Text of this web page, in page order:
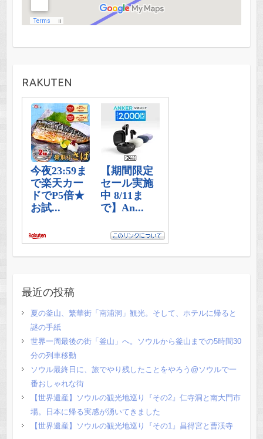
RAKUTEN
最近の投稿
夏の釜山、繁華街「南浦洞」観光。そして、ホテルに帰ると
謎の手紙
世界一周最後の街「釜山」へ。ソウルから釜山までの5時間30
分の列車移動
ソウル最終日に、旅でやり残したことをやろう@ソウルで一
番おしゃれな街
【世界遺産】ソウルの観光地巡り『その2』仁寺洞と南大門市
場。日本に帰る実感が湧いてきました
【世界遺産】ソウルの観光地巡り『その1』昌得宮と曹渓寺